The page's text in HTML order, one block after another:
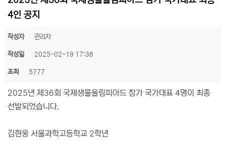
4인 공지
작성자 관리자
작성일 2025-02-19 17:36
조회 5777
2025년 제36회 국제생물올림피아드 참가 국가대표 4명이 최종
선발되었습니다.
김현웅 서울과학고등학교 2학년